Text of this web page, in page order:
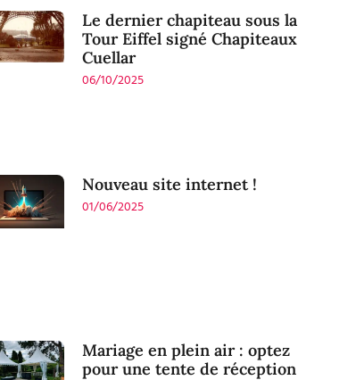
Le dernier chapiteau sous la
Tour Eiffel signé Chapiteaux
Cuellar
06/10/2025
Nouveau site internet !
01/06/2025
Mariage en plein air : optez
pour une tente de réception